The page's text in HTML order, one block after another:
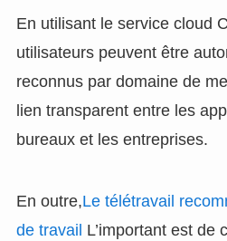
En utilisant le service cloud
utilisateurs peuvent être
reconnus par domaine de
lien transparent entre les
bureaux et les entreprises.
En outre,Le télétravail
de travail L’important est de